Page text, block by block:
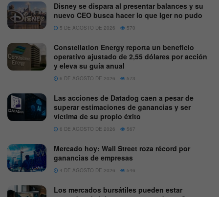
Disney se dispara al presentar balances y su
nuevo CEO busca hacer lo que Iger no pudo
5 DE AGOSTO DE 2026 570
Constellation Energy reporta un beneficio
operativo ajustado de 2,55 dólares por acción
y eleva su guía anual
6 DE AGOSTO DE 2026 573
Las acciones de Datadog caen a pesar de
superar estimaciones de ganancias y ser
víctima de su propio éxito
6 DE AGOSTO DE 2026 567
Mercado hoy: Wall Street roza récord por
ganancias de empresas
4 DE AGOSTO DE 2026 546
Los mercados bursátiles pueden estar